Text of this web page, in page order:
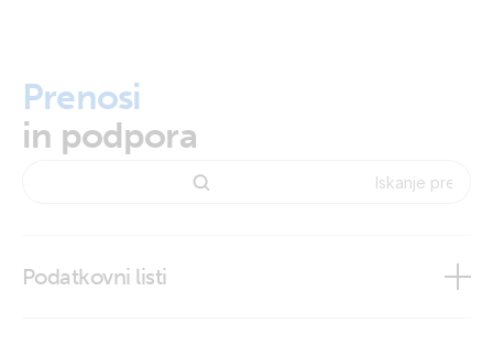
Prenosi
in podpora
Podatkovni listi